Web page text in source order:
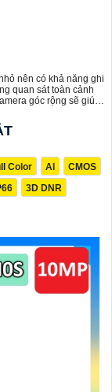
thương hiệu nổi
báo khi phát
sáng đèn ban
bạn có thể yên
nên có khả năng ghi
quan sát toàn cảnh
góc rộng sẽ giúp
Color AI
CMOS
3D DNR